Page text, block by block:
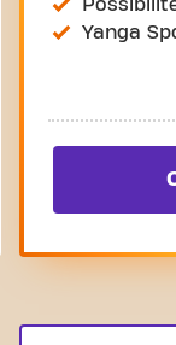
Yanga